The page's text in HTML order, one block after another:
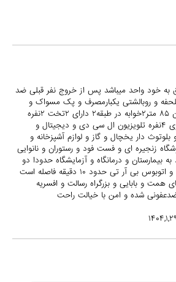
به خود واحد میباشد پس از خروج نفر قبلی ضد
و روبالشتی یکبارمصرف و پک مسواک و
شامپو و حوله و خمیردندان ۸۵ متر۲خوابه در طبقه۲ دارای ۲تخت ۲نفره
مبلمان ۷نفره میزناهار خوری ۴نفره تلویزیون ال سی دی و دیجیتال و
دار یخچال و گاز و لوازم آشپزخانه و
زنجیره ای و فست فود و رستوران و نانوایی
دارد به بیمارستان و درمانگاه و آزمایشگاه حدودا دو
دقیقه فاصله دارید به مترو و اتوبوس بی آر تی حدود ۱۰ دقیقه فاصله است
همت و بابایی و بزرگراه رسالت و افسریه